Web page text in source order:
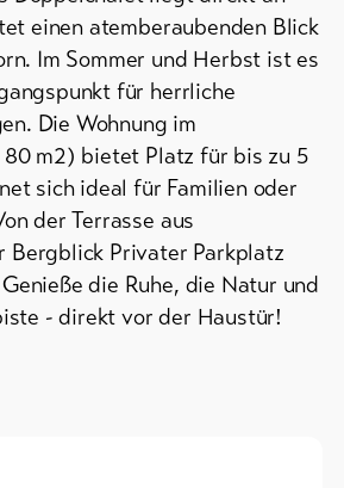
einen atemberaubenden Blick
Im Sommer und Herbst ist es
für herrliche
Die Wohnung im
80 m2) bietet Platz für bis zu 5
sich ideal für Familien oder
der Terrasse aus
Bergblick Privater Parkplatz
die Ruhe, die Natur und
- direkt vor der Haustür!